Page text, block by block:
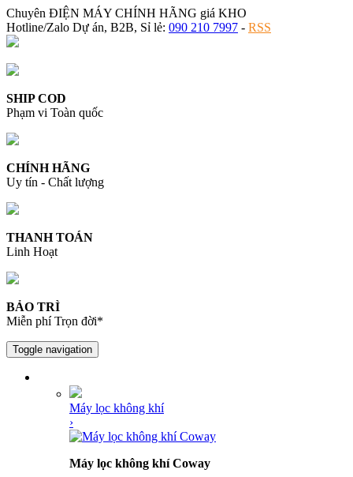
Chuyên ĐIỆN MÁY CHÍNH HÃNG giá KHO
Hotline/Zalo Dự án, B2B, Sỉ lẻ: 090 210 7997 - RSS
SHIP COD
Phạm vi Toàn quốc
CHÍNH HÃNG
Uy tín - Chất lượng
THANH TOÁN
Linh Hoạt
BẢO TRÌ
Miễn phí Trọn đời*
Toggle navigation
Máy lọc không khí
›
Máy lọc không khí Coway